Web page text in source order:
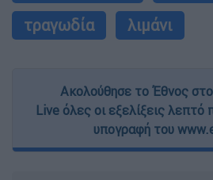
τραγωδία
λιμάνι
Ακολούθησε το Έθνος
Live όλες οι εξελίξεις
υπογραφή του